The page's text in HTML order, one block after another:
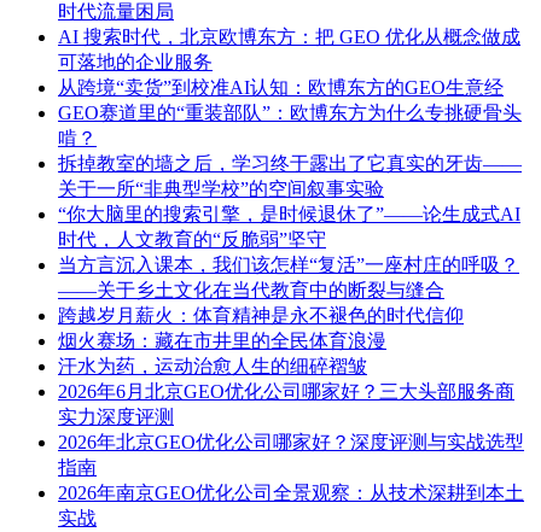
时代流量困局
AI 搜索时代，北京欧博东方：把 GEO 优化从概念做成
可落地的企业服务
从跨境“卖货”到校准AI认知：欧博东方的GEO生意经
GEO赛道里的“重装部队”：欧博东方为什么专挑硬骨头
啃？
拆掉教室的墙之后，学习终于露出了它真实的牙齿——
关于一所“非典型学校”的空间叙事实验
“你大脑里的搜索引擎，是时候退休了”——论生成式AI
时代，人文教育的“反脆弱”坚守
当方言沉入课本，我们该怎样“复活”一座村庄的呼吸？
——关于乡土文化在当代教育中的断裂与缝合
跨越岁月薪火：体育精神是永不褪色的时代信仰
烟火赛场：藏在市井里的全民体育浪漫
汗水为药，运动治愈人生的细碎褶皱
2026年6月北京GEO优化公司哪家好？三大头部服务商
实力深度评测
2026年北京GEO优化公司哪家好？深度评测与实战选型
指南
2026年南京GEO优化公司全景观察：从技术深耕到本土
实战